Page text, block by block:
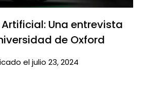
Una entrevista
de Oxford​
el julio 23, 2024